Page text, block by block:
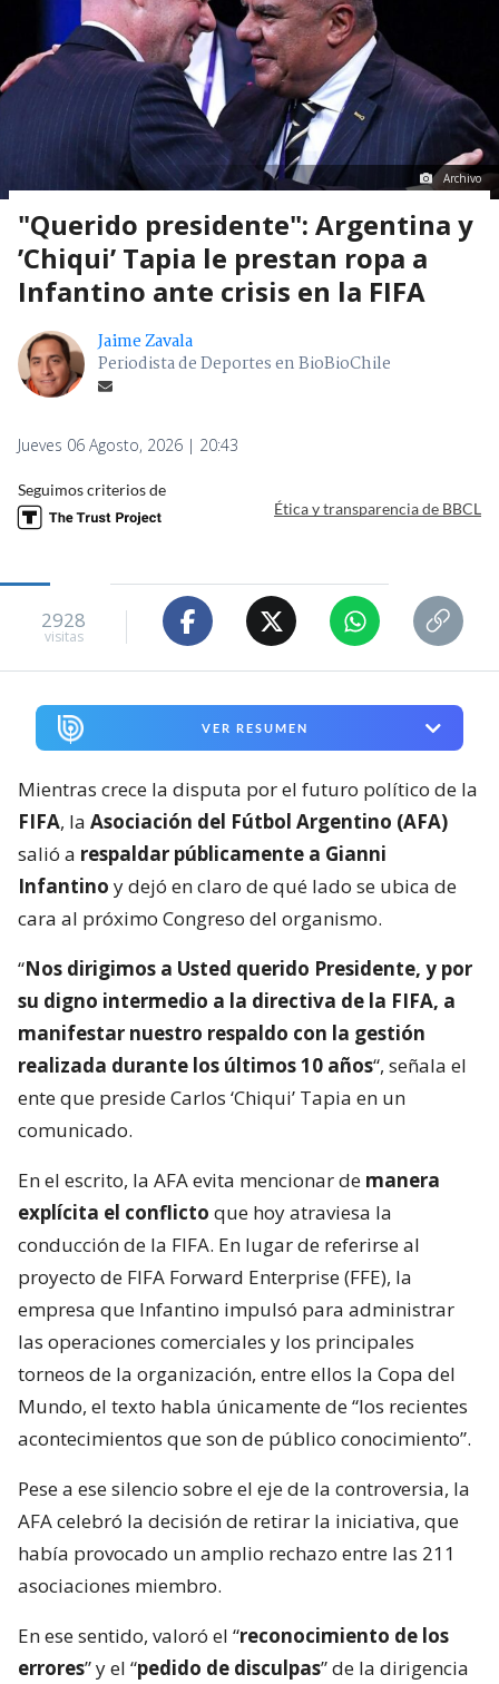
Archivo
"Querido presidente": Argentina y
’Chiqui’ Tapia le prestan ropa a
Infantino ante crisis en la FIFA
Jaime Zavala
Periodista de Deportes en BioBioChile
Jueves 06 Agosto, 2026 | 20:43
Seguimos criterios de
Ética y transparencia de BBCL
2928
visitas
VER RESUMEN
Mientras crece la disputa por el futuro político de la
FIFA, la Asociación del Fútbol Argentino (AFA)
salió a respaldar públicamente a Gianni
Infantino y dejó en claro de qué lado se ubica de
cara al próximo Congreso del organismo.
“Nos dirigimos a Usted querido Presidente, y por
su digno intermedio a la directiva de la FIFA, a
manifestar nuestro respaldo con la gestión
realizada durante los últimos 10 años“, señala el
ente que preside Carlos ‘Chiqui’ Tapia en un
comunicado.
En el escrito, la AFA evita mencionar de manera
explícita el conflicto que hoy atraviesa la
conducción de la FIFA. En lugar de referirse al
proyecto de FIFA Forward Enterprise (FFE), la
empresa que Infantino impulsó para administrar
las operaciones comerciales y los principales
torneos de la organización, entre ellos la Copa del
Mundo, el texto habla únicamente de “los recientes
acontecimientos que son de público conocimiento”.
Pese a ese silencio sobre el eje de la controversia, la
AFA celebró la decisión de retirar la iniciativa, que
había provocado un amplio rechazo entre las 211
asociaciones miembro.
En ese sentido, valoró el “reconocimiento de los
errores” y el “pedido de disculpas” de la dirigencia